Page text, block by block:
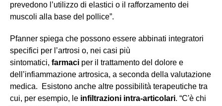
prevedono l’utilizzo di elastici o il rafforzamento dei
muscoli alla base del pollice”.
Pfanner spiega che possono essere abbinati integratori
specifici per l’artrosi o, nei casi più
sintomatici, farmaci per il trattamento del dolore e
dell’infiammazione artrosica, a seconda della valutazione
medica. Esistono anche altre possibilità terapeutiche tra
cui, per esempio, le infiltrazioni intra-articolari. “C'è chi